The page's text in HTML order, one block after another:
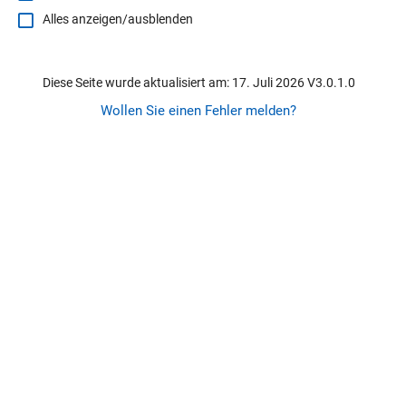
Alles anzeigen/ausblenden
Diese Seite wurde aktualisiert am: 17. Juli 2026 V3.0.1.0
Wollen Sie einen Fehler melden?